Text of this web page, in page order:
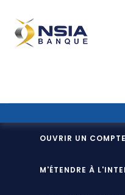
OUVRIR UN COMPTE
M'ÉTENDRE À